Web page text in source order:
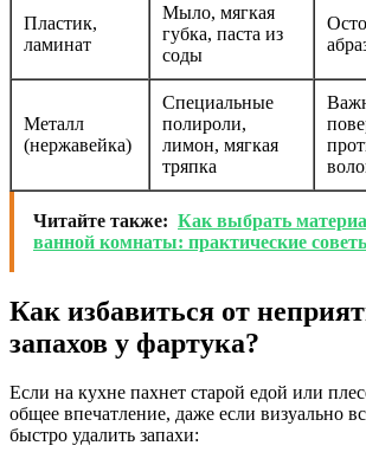
Пластик,
ламинат
Мыло, мягкая
губка, паста из
соды
Металл
(нержавейка)
Специальные
полироли,
лимон, мягкая
тряпка
Читайте также: Как выбрать
ванной комнаты: практические
Как избавиться от
запахов у фартука?
Если на кухне пахнет старой едой или
общее впечатление, даже если визуально
быстро удалить запахи: